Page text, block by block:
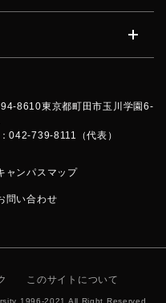
8610東京都町田市玉川学園6-
042-739-8111（代表）
ャンパスマップ
問い合わせ
このサイトについて